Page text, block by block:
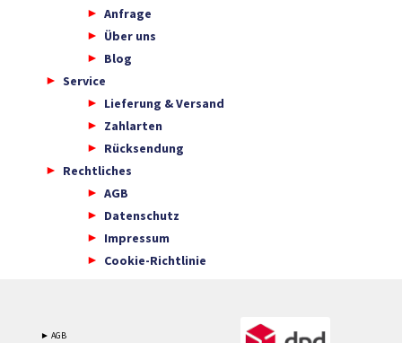
Anfrage
Über uns
Blog
Service
Lieferung & Versand
Zahlarten
Rücksendung
Rechtliches
AGB
Datenschutz
Impressum
Cookie-Richtlinie
► AGB